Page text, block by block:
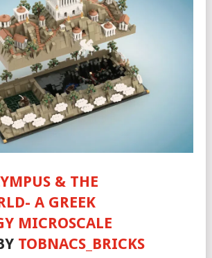
& THE
A GREEK
MICROSCALE
TOBNACS_BRICKS